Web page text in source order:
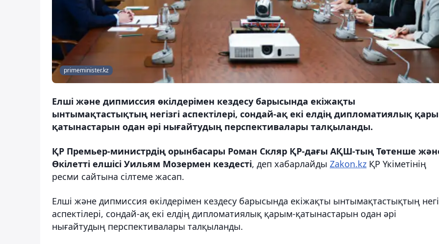
primeminister.kz
Елші және дипмиссия өкілдерімен кездесу барысында екіжақты
ынтымақтастықтың негізгі аспектілері, сондай-ақ екі елдің дипломатиялық
қатынастарын одан әрі нығайтудың перспективалары талқыланды.
ҚР Премьер-министрдің орынбасары Роман Скляр ҚР-дағы АҚШ-тың Төтенше
Өкілетті елшісі Уильям Мозермен кездесті, деп хабарлайды Zakon.kz ҚР Үкіметінің
ресми сайтына сілтеме жасап.
Елші және дипмиссия өкілдерімен кездесу барысында екіжақты ынтымақтастықтың
аспектілері, сондай-ақ екі елдің дипломатиялық қарым-қатынастарын одан әрі
нығайтудың перспективалары талқыланды.